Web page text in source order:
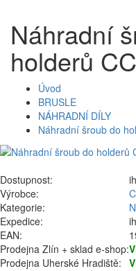
Náhradní
holderů
Úvod
BRUSLE
NÁHRADNÍ DÍLY
Náhradní šroub do
Dostupnost:
Výrobce:
Kategorie:
Expedice:
EAN:
Prodejna Zlín + sklad e-shop:
Prodejna Uherské Hradiště: